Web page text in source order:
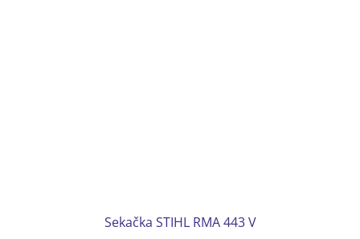
Sekačka STIHL RMA 443 V